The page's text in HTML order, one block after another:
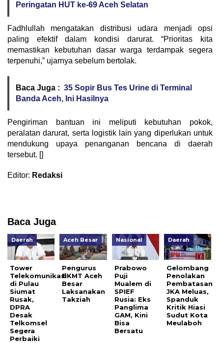
Peringatan HUT ke-69 Aceh Selatan ‎
Fadhlullah mengatakan distribusi udara menjadi opsi
paling efektif dalam kondisi darurat. “Prioritas kita
memastikan kebutuhan dasar warga terdampak segera
terpenuhi,” ujarnya sebelum bertolak.
Baca Juga : 35 Sopir Bus Tes Urine di Terminal
Banda Aceh, Ini Hasilnya
Pengiriman bantuan ini meliputi kebutuhan pokok,
peralatan darurat, serta logistik lain yang diperlukan untuk
mendukung upaya penanganan bencana di daerah
tersebut. []
Editor: Redaksi
Baca Juga
Daerah
Tower
Telekomunikasi
di Pulau
Siumat
Rusak,
DPRA
Desak
Telkomsel
Segera
Perbaiki
Aceh Besar
Pengurus
BKMT Aceh
Besar
Laksanakan
Takziah
Nasional
Prabowo
Puji
Mualem di
SPIEF
Rusia: Eks
Panglima
GAM, Kini
Bisa
Bersatu
Daerah
Gelombang
Penolakan
Pembatasan
JKA Meluas,
Spanduk
Kritik Hiasi
Sudut Kota
Meulaboh